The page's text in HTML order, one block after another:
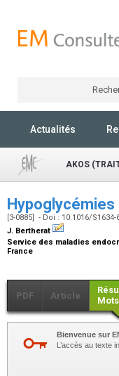
Actualités
AKOS
Hypoglycémies
[3-0885] - Doi : 10.1016/S1634-
J. Bertherat
Service des maladies
France
PDF Article
Bienvenue sur
L’accès au texte